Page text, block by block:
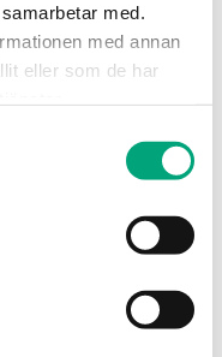
med.
med annan
eller som de har